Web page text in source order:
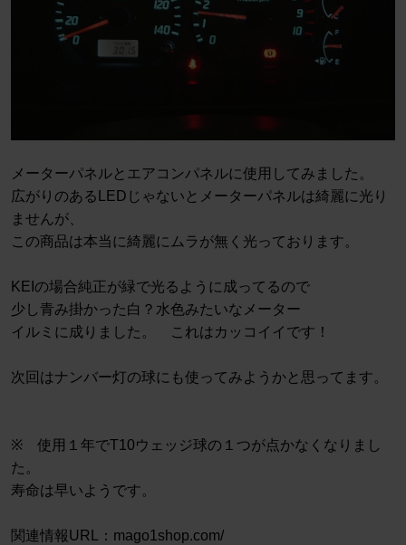
メーターパネルとエアコンパネルに使用してみました。
広がりのあるLEDじゃないとメーターパネルは綺麗に光り
ませんが、
この商品は本当に綺麗にムラが無く光っております。
KEIの場合純正が緑で光るように成ってるので
少し青み掛かった白？水色みたいなメーター
イルミに成りました。 これはカッコイイです！
次回はナンバー灯の球にも使ってみようかと思ってます。
※ 使用１年でT10ウェッジ球の１つが点かなくなりまし
た。
寿命は早いようです。
関連情報URL：mago1shop.com/